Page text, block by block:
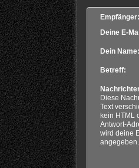
Empfänger:
Deine E-
Dein Name:
Betreff:
Diese
Text
kein HTML
Antwort-
wird deine
angegeben.